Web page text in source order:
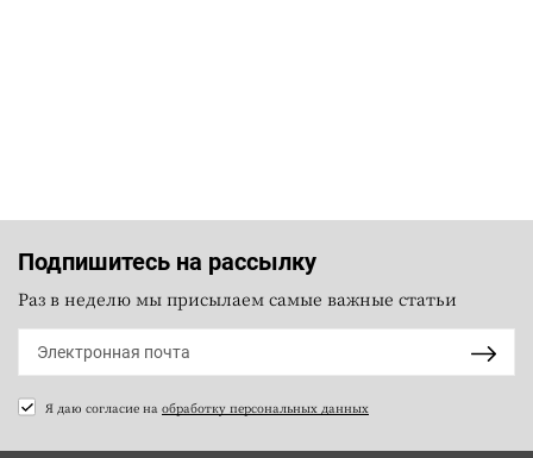
Подпишитесь на рассылку
Раз в неделю мы присылаем самые важные статьи
Я даю согласие на обработку персональных данных